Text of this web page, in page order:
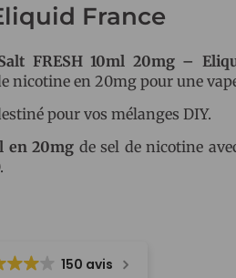
France
FRESH 10ml 20mg –
nicotine en 20mg pour une
pour vos mélanges DIY.
en 20mg de sel de nicotine
150 avis